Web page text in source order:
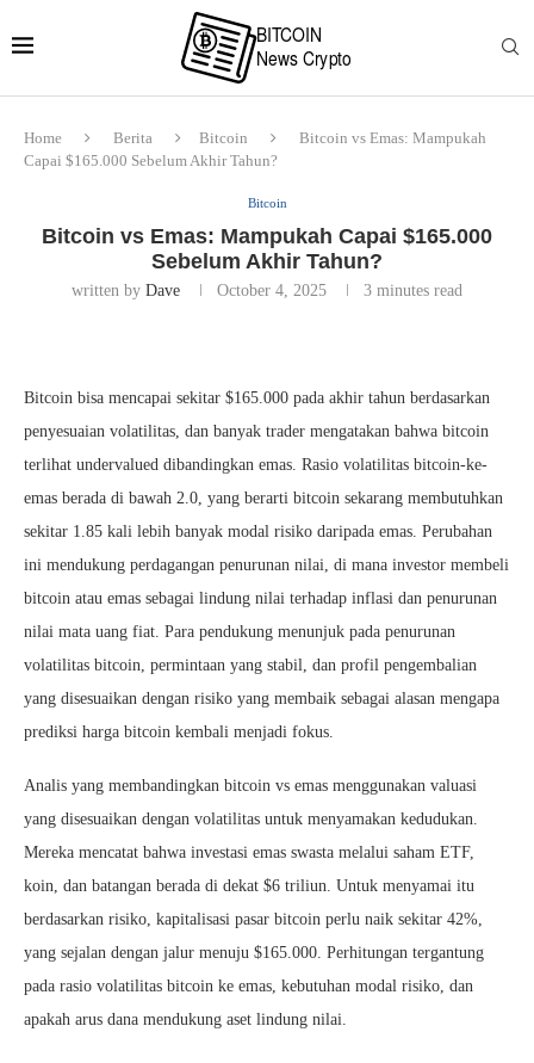
Home Berita Bitcoin
Bitcoin vs Emas: Mampukah
Capai $165.000 Sebelum Akhir Tahun?
Bitcoin
Bitcoin vs Emas: Mampukah Capai $165.000
Sebelum Akhir Tahun?
written by Dave October 4, 2025 3 minutes read
Bitcoin bisa mencapai sekitar $165.000 pada akhir tahun berdasarkan
penyesuaian volatilitas, dan banyak trader mengatakan bahwa bitcoin
terlihat undervalued dibandingkan emas. Rasio volatilitas bitcoin-ke-
emas berada di bawah 2.0, yang berarti bitcoin sekarang membutuhkan
sekitar 1.85 kali lebih banyak modal risiko daripada emas. Perubahan
ini mendukung perdagangan penurunan nilai, di mana investor membeli
bitcoin atau emas sebagai lindung nilai terhadap inflasi dan penurunan
nilai mata uang fiat. Para pendukung menunjuk pada penurunan
volatilitas bitcoin, permintaan yang stabil, dan profil pengembalian
yang disesuaikan dengan risiko yang membaik sebagai alasan mengapa
prediksi harga bitcoin kembali menjadi fokus.
Analis yang membandingkan bitcoin vs emas menggunakan valuasi
yang disesuaikan dengan volatilitas untuk menyamakan kedudukan.
Mereka mencatat bahwa investasi emas swasta melalui saham ETF,
koin, dan batangan berada di dekat $6 triliun. Untuk menyamai itu
berdasarkan risiko, kapitalisasi pasar bitcoin perlu naik sekitar 42%,
yang sejalan dengan jalur menuju $165.000. Perhitungan tergantung
pada rasio volatilitas bitcoin ke emas, kebutuhan modal risiko, dan
apakah arus dana mendukung aset lindung nilai.